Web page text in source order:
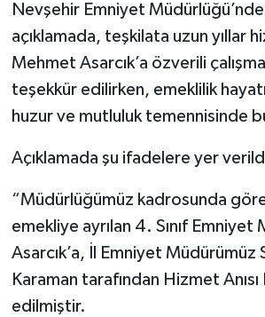
Nevşehir Emniyet
açıklamada, teşkilata uzun yıllar
Mehmet Asarcık’a özverili
teşekkür edilirken, emeklilik
huzur ve mutluluk temennisinde
Açıklamada şu ifadelere yer
“Müdürlüğümüz kadrosunda
emekliye ayrılan 4. Sınıf
Asarcık’a, İl Emniyet Müdürümüz
Karaman tarafından Hizmet
edilmiştir.